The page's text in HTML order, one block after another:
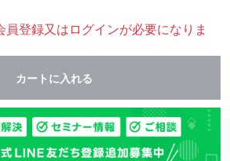
登録又はログインが必要になりま
カートに入れる